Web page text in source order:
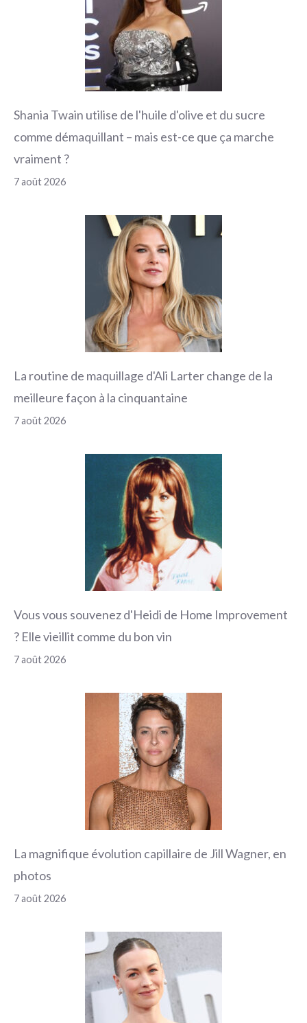
Shania Twain utilise de l'huile d'olive et du sucre
comme démaquillant – mais est-ce que ça marche
vraiment ?
7 août 2026
La routine de maquillage d'Ali Larter change de la
meilleure façon à la cinquantaine
7 août 2026
Vous vous souvenez d'Heidi de Home Improvement
? Elle vieillit comme du bon vin
7 août 2026
La magnifique évolution capillaire de Jill Wagner, en
photos
7 août 2026